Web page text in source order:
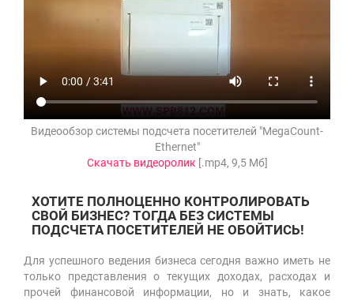
Видеообзор системы подсчета посетителей "MegaCount-
Ethernet"
Скачать видеоролик [.mp4, 9,5 Mб]
ХОТИТЕ ПОЛНОЦЕННО КОНТРОЛИРОВАТЬ
СВОЙ БИЗНЕС? ТОГДА БЕЗ СИСТЕМЫ
ПОДСЧЕТА ПОСЕТИТЕЛЕЙ НЕ ОБОЙТИСЬ!
Для успешного ведения бизнеса сегодня важно иметь не
только представления о текущих доходах, расходах и
прочей финансовой информации, но и знать, какое